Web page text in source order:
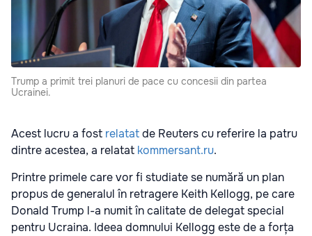
Trump a primit trei planuri de pace cu concesii din partea
Ucrainei.
Acest lucru a fost relatatde Reuters cu referire la patru
dintre acestea, a relatat kommersant.ru.
Printre primele care vor fi studiate se numără un plan
propus de generalul în retragere Keith Kellogg, pe care
Donald Trump l-a numit în calitate de delegat special
pentru Ucraina. Ideea domnului Kellogg este de a forța